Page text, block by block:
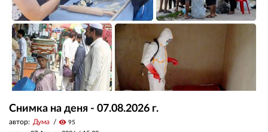
Снимка на деня - 07.08.2026 г.
автор: Дума visibility 95